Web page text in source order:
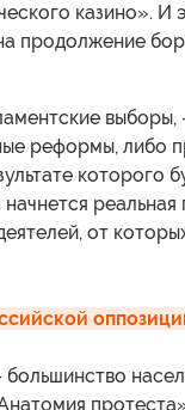
казино». И
продолжение
выборы,
реформы, либо
которого
реальная
от